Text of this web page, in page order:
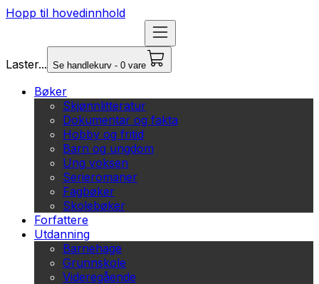
Hopp til hovedinnhold
Laster... Se handlekurv - 0 vare
Bøker
Skjønnlitteratur
Dokumentar og fakta
Hobby og fritid
Barn og ungdom
Ung voksen
Serieromaner
Fagbøker
Skolebøker
Forfattere
Utdanning
Barnehage
Grunnskole
Videregående